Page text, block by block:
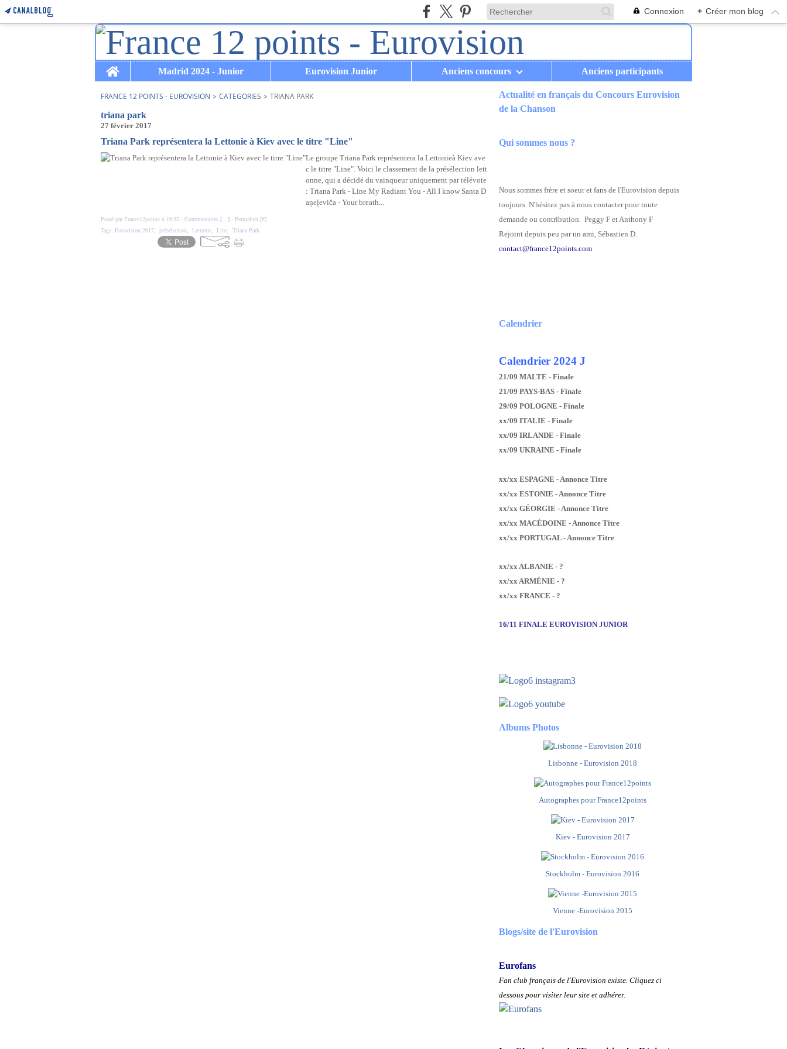
Connexion + Créer mon blog
Home
Madrid 2024 - Junior Eurovision Junior Anciens concours Anciens participants
FRANCE 12 POINTS - EUROVISION > CATEGORIES > TRIANA PARK
triana park
27 février 2017
Triana Park représentera la Lettonie à Kiev avec le titre "Line"
Le groupe Triana Park représentera la Lettonieà Kiev ave
c le titre "Line". Voici le classement de la présélection lett
onne, qui a décidé du vainqueur uniquement par télévote
: Triana Park - Line My Radiant You - All I know Santa D
aņeļeviča - Your breath...
Posté par France12points à 19:35 - Commentaires [ ] - Permalien [#]
Tags: Eurovision 2017 présélection Lettonie Line Triana Park
Actualité en français du Concours Eurovision
de la Chanson
Qui sommes nous ?
Nous sommes frère et soeur et fans de l'Eurovision depuis
toujours. N'hésitez pas à nous contacter pour toute
demande ou contribution. Peggy F et Anthony F
Rejoint depuis peu par un ami, Sébastien D.
contact@france12points.com
Calendrier
Calendrier 2024 J
21/09 MALTE - Finale
21/09 PAYS-BAS - Finale
29/09 POLOGNE - Finale
xx/09 ITALIE - Finale
xx/09 IRLANDE - Finale
xx/09 UKRAINE - Finale
xx/xx ESPAGNE - Annonce Titre
xx/xx ESTONIE - Annonce Titre
xx/xx GÉORGIE - Annonce Titre
xx/xx MACÉDOINE - Annonce Titre
xx/xx PORTUGAL - Annonce Titre
xx/xx ALBANIE - ?
xx/xx ARMÉNIE - ?
xx/xx FRANCE - ?
16/11 FINALE EUROVISION JUNIOR
Albums Photos
Lisbonne - Eurovision 2018
Autographes pour France12points
Kiev - Eurovision 2017
Stockholm - Eurovision 2016
Vienne -Eurovision 2015
Blogs/site de l'Eurovision
Eurofans
Fan club français de l'Eurovision existe. Cliquez ci
dessous pour visiter leur site et adhérer.